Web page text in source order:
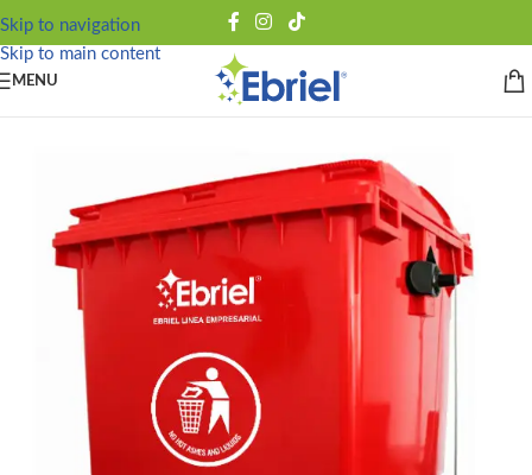
Skip to navigation
Skip to main content
MENU